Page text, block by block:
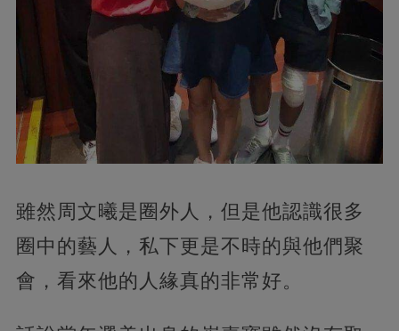
雖然周文曦是圈外人，但是他認識很多
圈中的藝人，私下更是不時的與他們聚
會，看來他的人緣真的非常好。